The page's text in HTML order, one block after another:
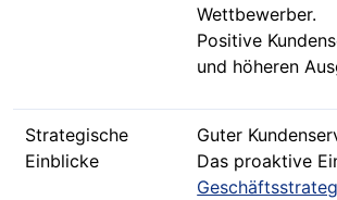
Wettbewerber.
Positive
und höheren
Strategische
Einblicke
Guter
Das proaktive